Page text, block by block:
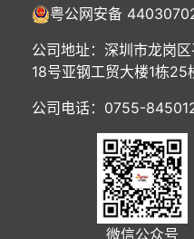
粤公网安备
公司地址：深圳市龙岗
18号亚钢工贸大楼1栋25
公司电话：0755-
微信公众号